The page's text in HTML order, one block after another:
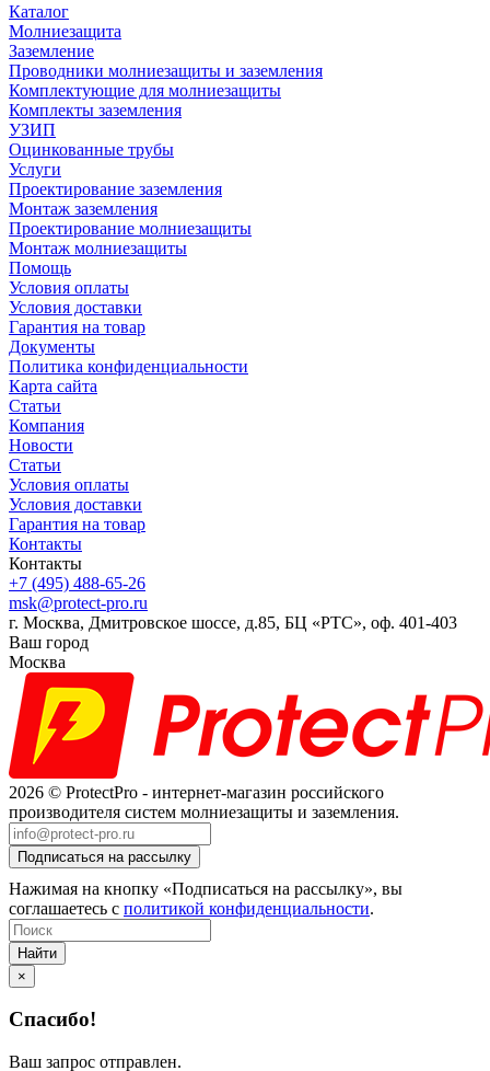
Каталог
Молниезащита
Заземление
Проводники молниезащиты и заземления
Комплектующие для молниезащиты
Комплекты заземления
УЗИП
Оцинкованные трубы
Услуги
Проектирование заземления
Монтаж заземления
Проектирование молниезащиты
Монтаж молниезащиты
Помощь
Условия оплаты
Условия доставки
Гарантия на товар
Документы
Политика конфиденциальности
Карта сайта
Статьи
Компания
Новости
Статьи
Условия оплаты
Условия доставки
Гарантия на товар
Контакты
Контакты
+7 (495) 488-65-26
msk@protect-pro.ru
г. Москва, Дмитровское шоссе, д.85, БЦ «РТС», оф. 401-403
Ваш город
Москва
2026 © ProtectPro - интернет-магазин российского
производителя систем молниезащиты и заземления.
Нажимая на кнопку «Подписаться на рассылку», вы
соглашаетесь с политикой конфиденциальности.
Найти
×
Спасибо!
Ваш запрос отправлен.